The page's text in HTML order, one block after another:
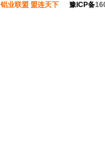
铝业联盟 盟连天下
豫ICP备